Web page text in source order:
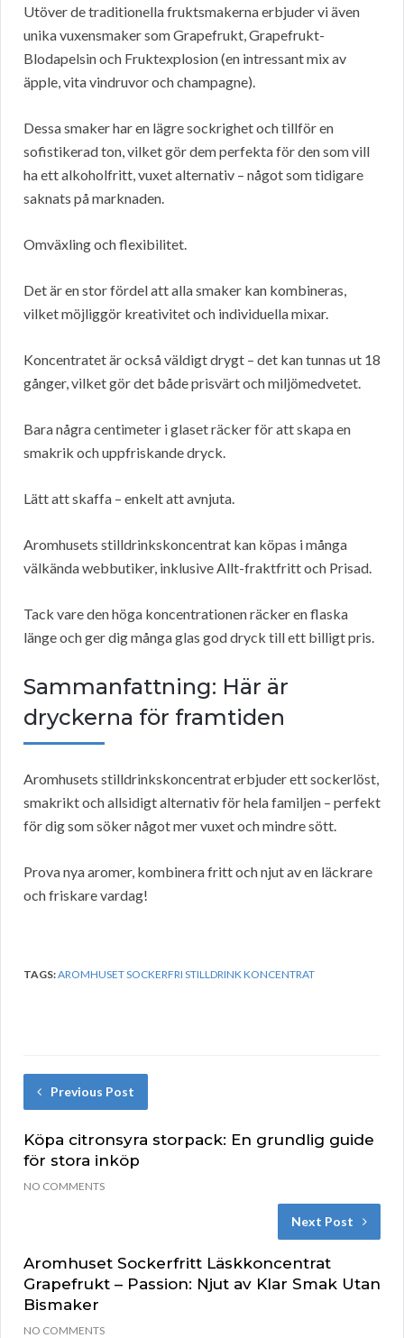
Utöver de traditionella fruktsmakerna erbjuder vi även
unika vuxensmaker som Grapefrukt, Grapefrukt-
Blodapelsin och Fruktexplosion (en intressant mix av
äpple, vita vindruvor och champagne).
Dessa smaker har en lägre sockrighet och tillför en
sofistikerad ton, vilket gör dem perfekta för den som vill
ha ett alkoholfritt, vuxet alternativ – något som tidigare
saknats på marknaden.
Omväxling och flexibilitet.
Det är en stor fördel att alla smaker kan kombineras,
vilket möjliggör kreativitet och individuella mixar.
Koncentratet är också väldigt drygt – det kan tunnas ut 18
gånger, vilket gör det både prisvärt och miljömedvetet.
Bara några centimeter i glaset räcker för att skapa en
smakrik och uppfriskande dryck.
Lätt att skaffa – enkelt att avnjuta.
Aromhusets stilldrinkskoncentrat kan köpas i många
välkända webbutiker, inklusive Allt-fraktfritt och Prisad.
Tack vare den höga koncentrationen räcker en flaska
länge och ger dig många glas god dryck till ett billigt pris.
Sammanfattning: Här är
dryckerna för framtiden
Aromhusets stilldrinkskoncentrat erbjuder ett sockerlöst,
smakrikt och allsidigt alternativ för hela familjen – perfekt
för dig som söker något mer vuxet och mindre sött.
Prova nya aromer, kombinera fritt och njut av en läckrare
och friskare vardag!
TAGS:AROMHUSET SOCKERFRI STILLDRINK KONCENTRAT
Previous Post
Köpa citronsyra storpack: En grundlig guide
för stora inköp
NO COMMENTS
Next Post
Aromhuset Sockerfritt Läskkoncentrat
Grapefrukt – Passion: Njut av Klar Smak Utan
Bismaker
NO COMMENTS